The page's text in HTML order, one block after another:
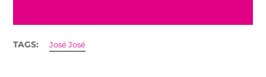
TAGS: José José